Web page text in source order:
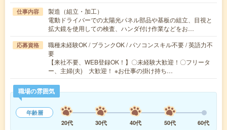
仕事内容
製造（組立・加工）
電動ドライバーでの太陽光パネル部品や基板の組立、目視と
拡大鏡を使用しての検査、ハンダ付け作業などをお…
応募資格
職種未経験OK / ブランクOK / パソコンスキル不要 / 英語力不
要
【来社不要、WEB登録OK！】〇未経験大歓迎！〇フリータ
ー、主婦(夫) 大歓迎！ ※お仕事の掛け持ち…
職場の雰囲気
年齢層
20代
30代 40代 50代 60代